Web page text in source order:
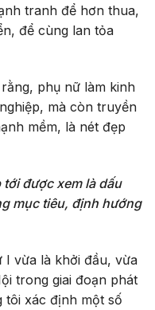
tranh để hơn thua,
để cùng lan tỏa
phụ nữ làm kinh
mà còn truyền
mềm, là nét đẹp
được xem là dấu
mục tiêu, định hướng
I vừa là khởi đầu, vừa
trong giai đoạn phát
tôi xác định một số